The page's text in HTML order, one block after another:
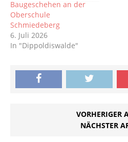
Baugeschehen an der
Oberschule
Schmiedeberg
6. Juli 2026
In "Dippoldiswalde"
VORHERIGER
NÄCHSTER